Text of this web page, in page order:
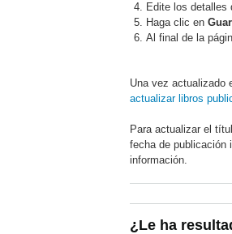
Edite los detalles
Haga clic en
Al final de la
Una vez actualizado
actualizar libros
Para actualizar el
fecha de publicación
información.
¿Le ha